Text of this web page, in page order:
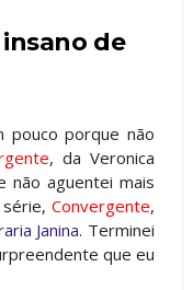
de
pouco porque não
, da Veronica
não aguentei mais
série,Convergente,
Janina. Terminei
que eu